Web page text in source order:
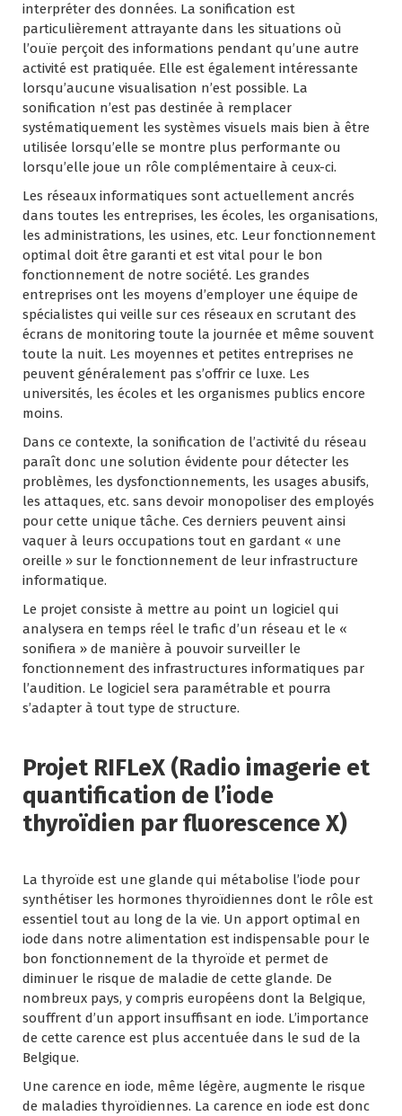
interpréter des données. La sonification est
particulièrement attrayante dans les situations où
l’ouïe perçoit des informations pendant qu’une autre
activité est pratiquée. Elle est également intéressante
lorsqu’aucune visualisation n’est possible. La
sonification n’est pas destinée à remplacer
systématiquement les systèmes visuels mais bien à être
utilisée lorsqu’elle se montre plus performante ou
lorsqu’elle joue un rôle complémentaire à ceux-ci.
Les réseaux informatiques sont actuellement ancrés
dans toutes les entreprises, les écoles, les organisations,
les administrations, les usines, etc. Leur fonctionnement
optimal doit être garanti et est vital pour le bon
fonctionnement de notre société. Les grandes
entreprises ont les moyens d’employer une équipe de
spécialistes qui veille sur ces réseaux en scrutant des
écrans de monitoring toute la journée et même souvent
toute la nuit. Les moyennes et petites entreprises ne
peuvent généralement pas s’offrir ce luxe. Les
universités, les écoles et les organismes publics encore
moins.
Dans ce contexte, la sonification de l’activité du réseau
paraît donc une solution évidente pour détecter les
problèmes, les dysfonctionnements, les usages abusifs,
les attaques, etc. sans devoir monopoliser des employés
pour cette unique tâche. Ces derniers peuvent ainsi
vaquer à leurs occupations tout en gardant « une
oreille » sur le fonctionnement de leur infrastructure
informatique.
Le projet consiste à mettre au point un logiciel qui
analysera en temps réel le trafic d’un réseau et le «
sonifiera » de manière à pouvoir surveiller le
fonctionnement des infrastructures informatiques par
l’audition. Le logiciel sera paramétrable et pourra
s’adapter à tout type de structure.
Projet RIFLeX (Radio imagerie et
quantification de l’iode
thyroïdien par fluorescence X)
La thyroïde est une glande qui métabolise l’iode pour
synthétiser les hormones thyroïdiennes dont le rôle est
essentiel tout au long de la vie. Un apport optimal en
iode dans notre alimentation est indispensable pour le
bon fonctionnement de la thyroïde et permet de
diminuer le risque de maladie de cette glande. De
nombreux pays, y compris européens dont la Belgique,
souffrent d’un apport insuffisant en iode. L’importance
de cette carence est plus accentuée dans le sud de la
Belgique.
Une carence en iode, même légère, augmente le risque
de maladies thyroïdiennes. La carence en iode est donc